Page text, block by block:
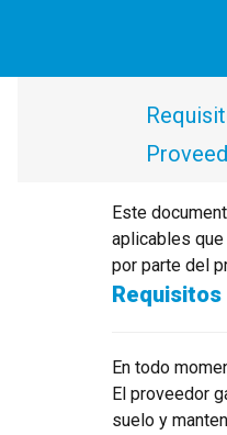
Este
aplicables
por parte del
En todo
El proveedor
suelo y